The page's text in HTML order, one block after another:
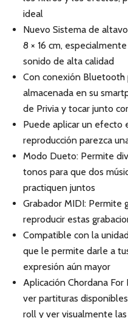
ideal
Nuevo Sistema de
8 × 16 cm,
sonido de alta calidad
Con conexión Bluetooth
almacenada en su
de Privia y tocar junto
Puede aplicar un efecto
reproducción parezca
Modo Dueto: Permite
tonos para que dos
practiquen juntos
Grabador MIDI: Permite
reproducir estas
Compatible con la
que le permite darle a
expresión aún mayor
Aplicación Chordana
ver partituras
roll y ver visualmente